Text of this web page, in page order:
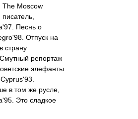
The Moscow
Песнь о
Отпуск на
страну
репортаж
элефанты
в том же русле,
Это сладкое